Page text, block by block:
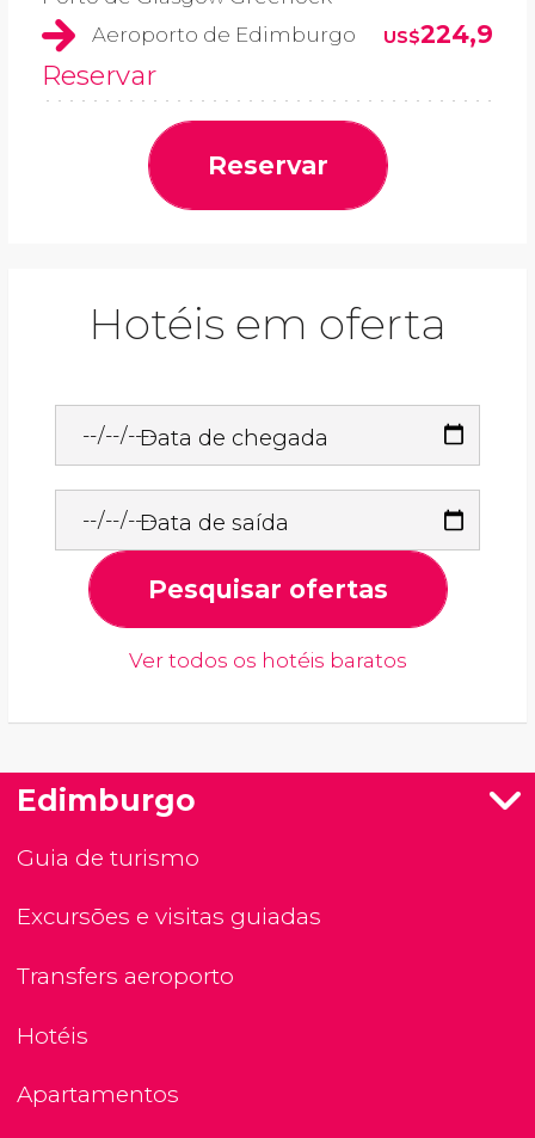
Aeroporto de Edimburgo
US$224,9
Reservar
Reservar
Hotéis em oferta
Data de chegada
Data de saída
Pesquisar ofertas
Ver todos os hotéis baratos
Edimburgo
Guia de turismo
Excursões e visitas guiadas
Transfers aeroporto
Hotéis
Apartamentos